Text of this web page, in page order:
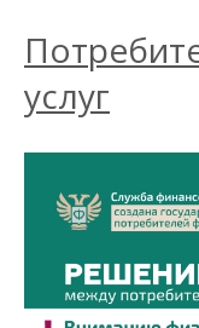
услуг